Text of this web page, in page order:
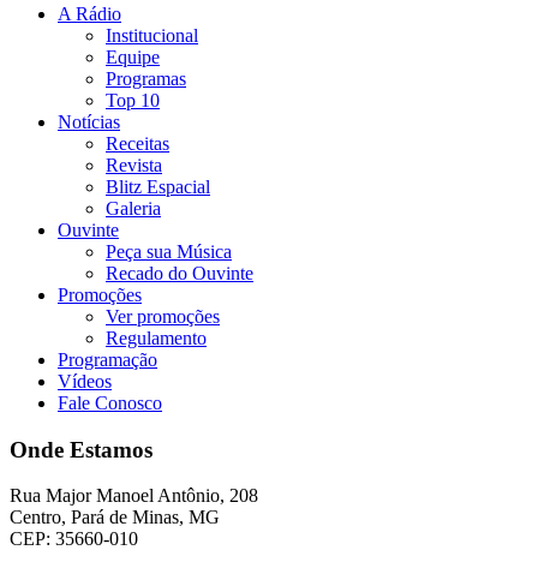
A Rádio
Institucional
Equipe
Programas
Top 10
Notícias
Receitas
Revista
Blitz Espacial
Galeria
Ouvinte
Peça sua Música
Recado do Ouvinte
Promoções
Ver promoções
Regulamento
Programação
Vídeos
Fale Conosco
Onde Estamos
Rua Major Manoel Antônio, 208
Centro, Pará de Minas, MG
CEP: 35660-010